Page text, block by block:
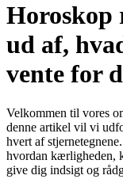
Horoskop
ud af,
vente for
Velkommen til vores
denne artikel vil vi
hvert af
hvordan kærligheden,
give dig indsigt og